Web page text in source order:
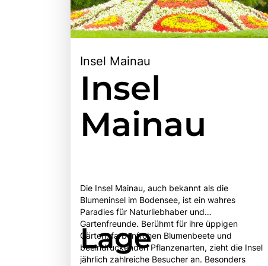
Insel Mainau
Insel
Mainau
Die Insel Mainau, auch bekannt als die
Blumeninsel im Bodensee, ist ein wahres
Paradies für Naturliebhaber und
Gartenfreunde. Berühmt für ihre üppigen
Gärten, farbenfrohen Blumenbeete und
beeindruckenden Pflanzenarten, zieht die Insel
jährlich zahlreiche Besucher an. Besonders
Lage